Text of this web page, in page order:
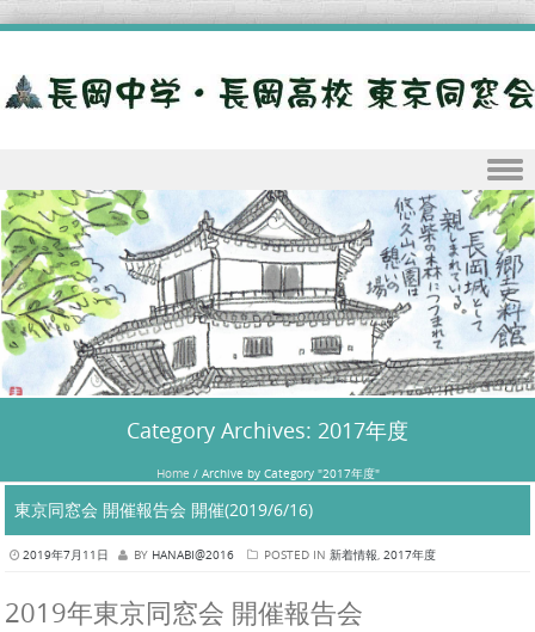
Skip to content
Category Archives: 2017年度
Home /Archive by Category "2017年度"
東京同窓会 開催報告会 開催(2019/6/16)
2019年7月11日 BY HANABI@2016 POSTED IN 新着情報, 2017年度
2019年東京同窓会 開催報告会